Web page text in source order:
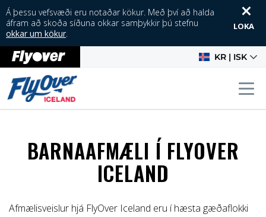
Á þessu vefsvæði eru notaðar kökur. Með því að halda
áfram að skoða síðuna okkar samþykkir þú stefnu
okkar um kökur.
LOKA
KR | ISK
AFMÆLIS TILBOÐ
BARNAAFMÆLI Í FLYOVER
ICELAND
Afmælisveislur hjá FlyOver Iceland eru í hæsta gæðaflokki